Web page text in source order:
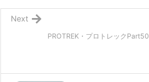
PROTREK・プロトレックPart50
Next